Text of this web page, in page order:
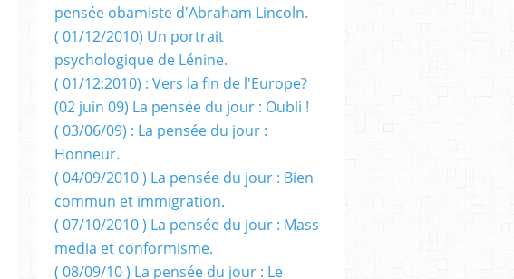
pensée obamiste d'Abraham Lincoln.
( 01/12/2010) Un portrait
psychologique de Lénine.
( 01/12:2010) : Vers la fin de l'Europe?
(02 juin 09) La pensée du jour : Oubli !
( 03/06/09) : La pensée du jour :
Honneur.
( 04/09/2010 ) La pensée du jour : Bien
commun et immigration.
( 07/10/2010 ) La pensée du jour : Mass
media et conformisme.
( 08/09/10 ) La pensée du jour : Le